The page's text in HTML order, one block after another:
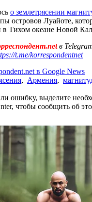
о землетрясении
островов Луайоте,
в Тихом океане Новой
в
t.me/korrespondentnet
в Google News
, Армения,
ошибку, выделите
чтобы сообщить об